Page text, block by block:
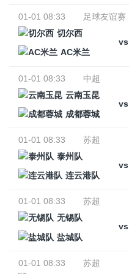
01-01 08:33
足球友谊赛
切尔西
vs
AC米兰
01-01 08:33
中超
云南玉昆
vs
成都蓉城
01-01 08:33
苏超
泰州队
vs
连云港队
01-01 08:33
苏超
无锡队
vs
盐城队
01-01 08:33
苏超